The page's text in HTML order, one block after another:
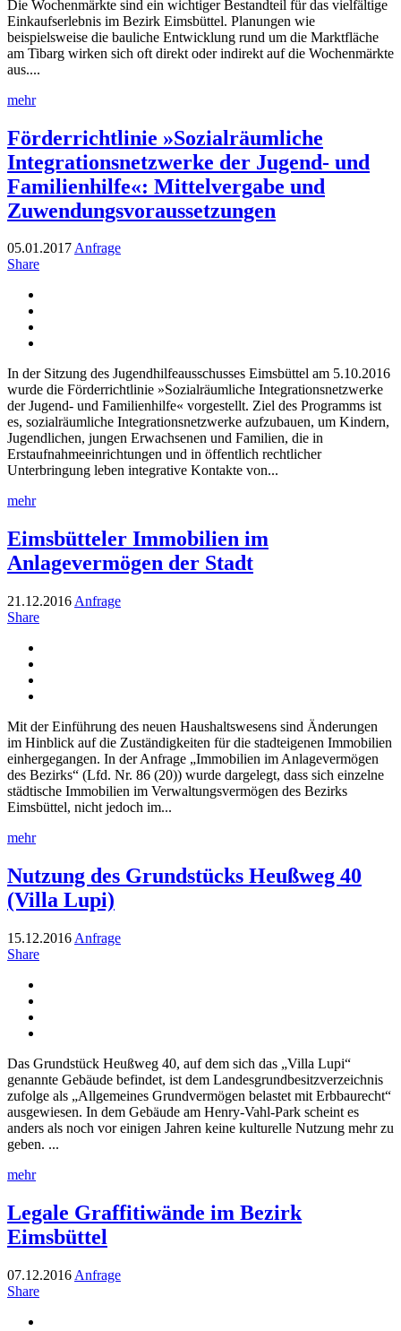
Die Wochenmärkte sind ein wichtiger Bestandteil für das vielfältige
Einkaufserlebnis im Bezirk Eimsbüttel. Planungen wie
beispielsweise die bauliche Entwicklung rund um die Marktfläche
am Tibarg wirken sich oft direkt oder indirekt auf die Wochenmärkte
aus....
mehr
Förderrichtlinie »Sozialräumliche
Integrationsnetzwerke der Jugend- und
Familienhilfe«: Mittelvergabe und
Zuwendungsvoraussetzungen
05.01.2017Anfrage
Share
In der Sitzung des Jugendhilfeausschusses Eimsbüttel am 5.10.2016
wurde die Förderrichtlinie »Sozialräumliche Integrationsnetzwerke
der Jugend- und Familienhilfe« vorgestellt. Ziel des Programms ist
es, sozialräumliche Integrationsnetzwerke aufzubauen, um Kindern,
Jugendlichen, jungen Erwachsenen und Familien, die in
Erstaufnahmeeinrichtungen und in öffentlich rechtlicher
Unterbringung leben integrative Kontakte von...
mehr
Eimsbütteler Immobilien im
Anlagevermögen der Stadt
21.12.2016 Anfrage
Share
Mit der Einführung des neuen Haushaltswesens sind Änderungen
im Hinblick auf die Zuständigkeiten für die stadteigenen Immobilien
einhergegangen. In der Anfrage „Immobilien im Anlagevermögen
des Bezirks“ (Lfd. Nr. 86 (20)) wurde dargelegt, dass sich einzelne
städtische Immobilien im Verwaltungsvermögen des Bezirks
Eimsbüttel, nicht jedoch im...
mehr
Nutzung des Grundstücks Heußweg 40
(Villa Lupi)
15.12.2016 Anfrage
Share
Das Grundstück Heußweg 40, auf dem sich das „Villa Lupi“
genannte Gebäude befindet, ist dem Landesgrundbesitzverzeichnis
zufolge als „Allgemeines Grundvermögen belastet mit Erbbaurecht“
ausgewiesen. In dem Gebäude am Henry-Vahl-Park scheint es
anders als noch vor einigen Jahren keine kulturelle Nutzung mehr zu
geben. ...
mehr
Legale Graffitiwände im Bezirk
Eimsbüttel
07.12.2016 Anfrage
Share